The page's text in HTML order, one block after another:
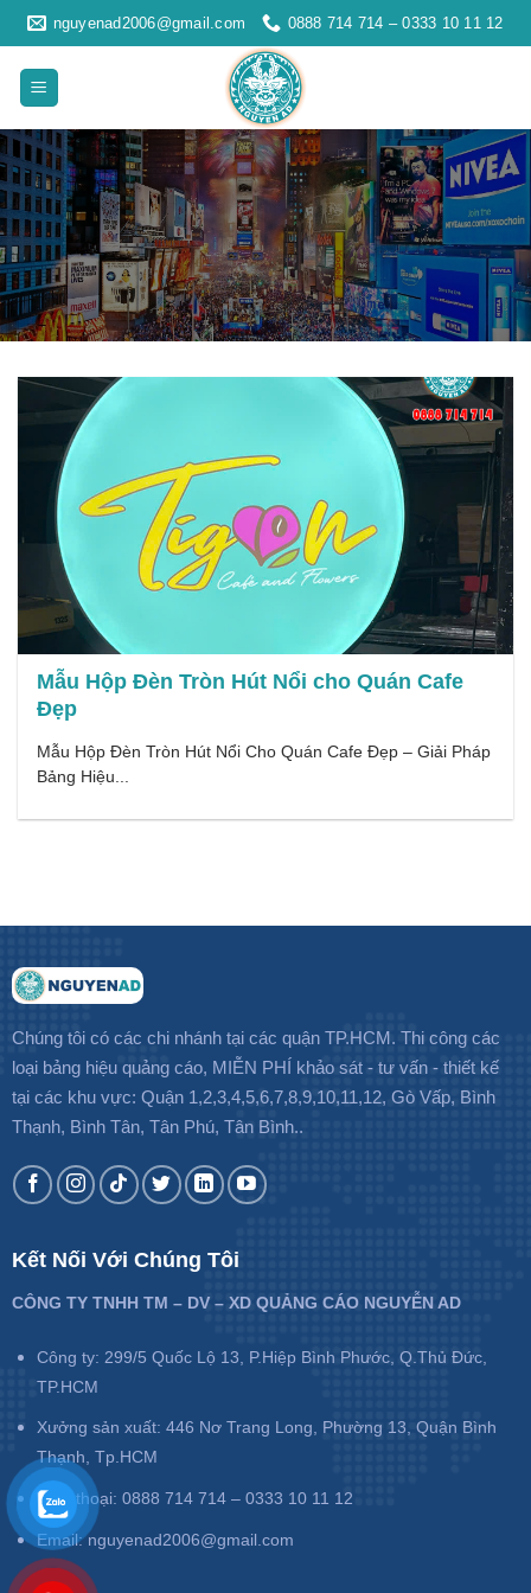
Skip
to
content
nguyenad2006@gmail.com 0888 714 714 – 0333 10 11 12
Mẫu Hộp Đèn Tròn Hút Nổi cho Quán Cafe
Đẹp
Mẫu Hộp Đèn Tròn Hút Nổi Cho Quán Cafe Đẹp – Giải Pháp
Bảng Hiệu...
Chúng tôi có các chi nhánh tại các quận TP.HCM. Thi công các
loại bảng hiệu quảng cáo, MIỄN PHÍ khảo sát - tư vấn - thiết kế
tại các khu vực: Quận 1,2,3,4,5,6,7,8,9,10,11,12, Gò Vấp, Bình
Thạnh, Bình Tân, Tân Phú, Tân Bình..
Kết Nối Với Chúng Tôi
CÔNG TY TNHH TM – DV – XD QUẢNG CÁO NGUYỄN AD
Công ty: 299/5 Quốc Lộ 13, P.Hiệp Bình Phước, Q.Thủ Đức,
TP.HCM
Xưởng sản xuất: 446 Nơ Trang Long, Phường 13, Quận Bình
Thạnh, Tp.HCM
Điện thoại: 0888 714 714 – 0333 10 11 12
Email: nguyenad2006@gmail.com